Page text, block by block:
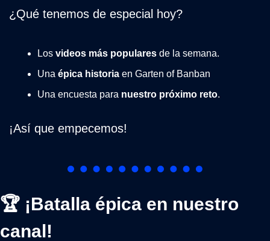
¿Qué tenemos de especial hoy?
Los videos más populares de la semana.
Una épica historia en Garten of Banban
Una encuesta para nuestro próximo reto.
¡Así que empecemos!
🏆 ¡Batalla épica en nuestro
canal!